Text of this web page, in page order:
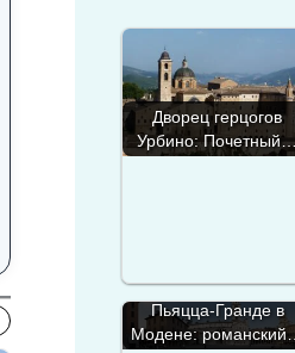
Дворец герцогов
Урбино:
Пьяцца-Гранде в
Модене: